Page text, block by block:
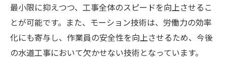
最小限に抑えつつ、工事全体のスピードを向上させるこ
とが可能です。また、モーション技術は、労働力の効率
化にも寄与し、作業員の安全性を向上させるため、今後
の水道工事において欠かせない技術となっています。